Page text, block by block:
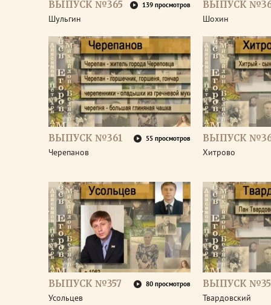
ВЫПУСК №365 139 просмотров
Шульгин
ВЫПУСК
Шохин
ВЫПУСК №361 55 просмотров
Черепанов
ВЫПУСК
Хитрово
ВЫПУСК №357 80 просмотров
Усольцев
ВЫПУСК
Твардовский